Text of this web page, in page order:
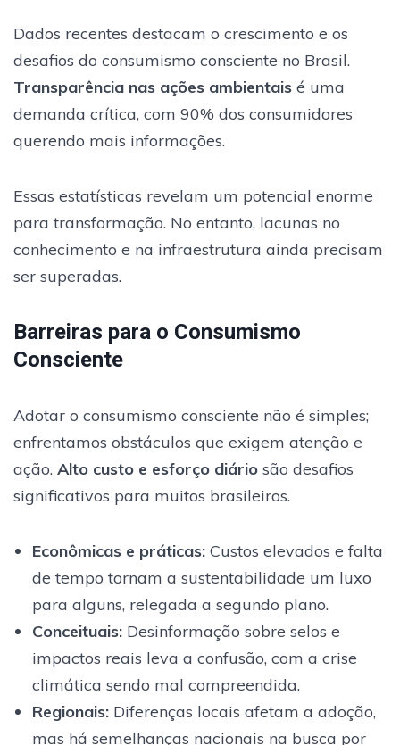
Dados recentes destacam o crescimento e os
desafios do consumismo consciente no Brasil.
Transparência nas ações ambientais é uma
demanda crítica, com 90% dos consumidores
querendo mais informações.
Essas estatísticas revelam um potencial enorme
para transformação. No entanto, lacunas no
conhecimento e na infraestrutura ainda precisam
ser superadas.
Barreiras para o Consumismo
Consciente
Adotar o consumismo consciente não é simples;
enfrentamos obstáculos que exigem atenção e
ação. Alto custo e esforço diário são desafios
significativos para muitos brasileiros.
Econômicas e práticas:Custos elevados e falta
de tempo tornam a sustentabilidade um luxo
para alguns, relegada a segundo plano.
Conceituais:Desinformação sobre selos e
impactos reais leva a confusão, com a crise
climática sendo mal compreendida.
Regionais:Diferenças locais afetam a adoção,
mas há semelhanças nacionais na busca por